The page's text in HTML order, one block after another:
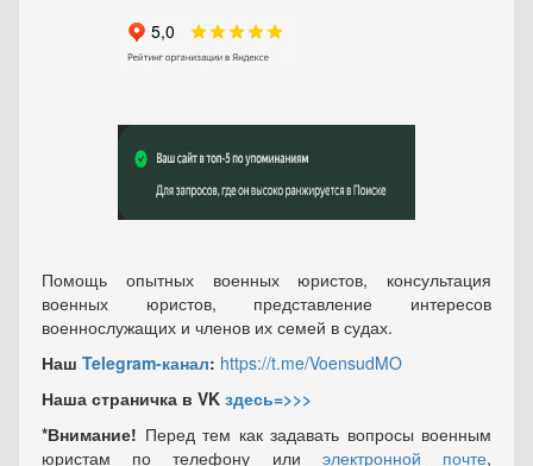
Помощь опытных военных юристов, консультация
военных юристов, представление интересов
военнослужащих и членов их семей в судах.
Наш Telegram-канал: https://t.me/VoensudMO
Наша страничка в VK здесь=>>>
*Внимание! Перед тем как задавать вопросы военным
юристам по телефону или электронной почте,